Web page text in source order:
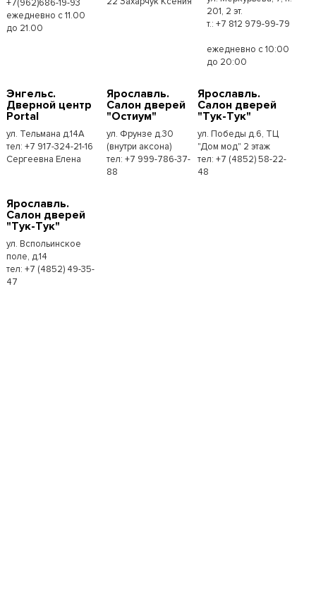
+7(962)686-19-93
ежедневно с 11.00
до 21.00
201, 2 эт.
т.: +7 812 979-99-79
ежедневно с 10:00
до 20:00
Энгельс.
Дверной центр
Portal
ул. Тельмана д.14А
тел: +7 917-324-21-16
Сергеевна Елена
Ярославль.
Салон дверей
"Остиум"
ул. Фрунзе д.30
(внутри аксона)
тел: +7 999-786-37-
88
Ярославль.
Салон дверей
"Тук-Тук"
ул. Победы д.6, ТЦ
"Дом мод" 2 этаж
тел: +7 (4852) 58-22-
48
Ярославль.
Салон дверей
"Тук-Тук"
ул. Вспольинское
поле, д.14
тел: +7 (4852) 49-35-
47